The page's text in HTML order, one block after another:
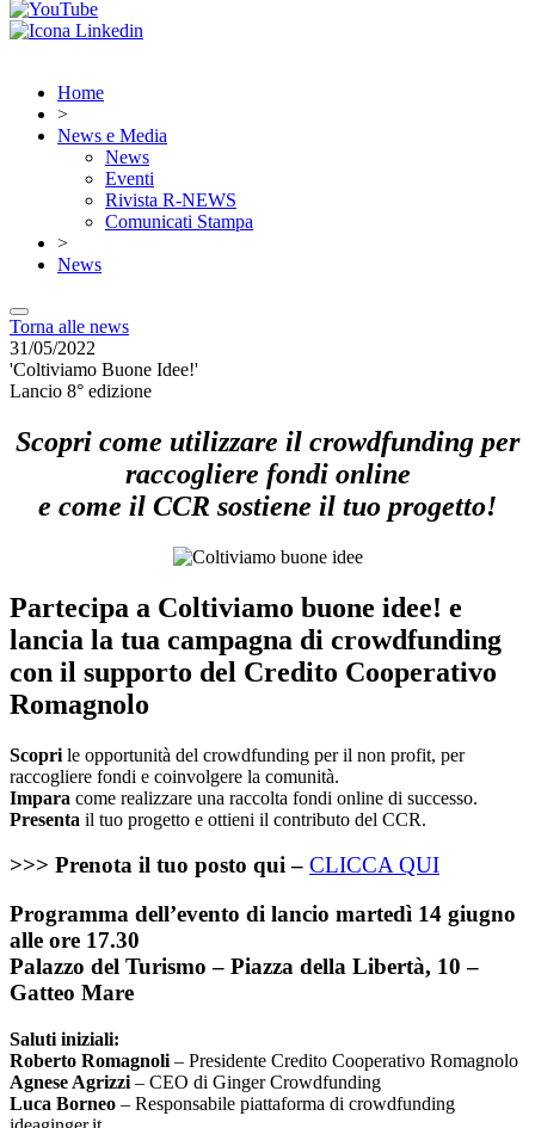
Home
>
News e Media
News
Eventi
Rivista R-NEWS
Comunicati Stampa
>
News
Torna alle news
31/05/2022
'Coltiviamo Buone Idee!'
Lancio 8° edizione
Scopri come utilizzare il crowdfunding per
raccogliere fondi online
e come il CCR sostiene il tuo progetto!
Partecipa a Coltiviamo buone idee! e
lancia la tua campagna di crowdfunding
con il supporto del Credito Cooperativo
Romagnolo
Scopri le opportunità del crowdfunding per il non profit, per
raccogliere fondi e coinvolgere la comunità.
Impara come realizzare una raccolta fondi online di successo.
Presenta il tuo progetto e ottieni il contributo del CCR.
>>> Prenota il tuo posto qui – CLICCA QUI
Programma dell’evento di lancio martedì 14 giugno
alle ore 17.30
Palazzo del Turismo – Piazza della Libertà, 10 –
Gatteo Mare
Saluti iniziali:
Roberto Romagnoli – Presidente Credito Cooperativo Romagnolo
Agnese Agrizzi – CEO di Ginger Crowdfunding
Luca Borneo – Responsabile piattaforma di crowdfunding